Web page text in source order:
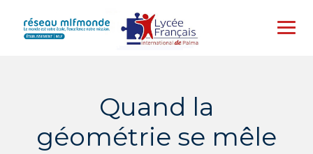
content
Quand la
géométrie se mêle